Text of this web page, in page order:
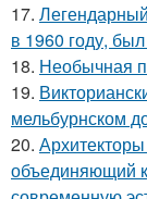
17.
в 1960 году,
18. Необычная
19.
мельбурнском
20.
объединяющий